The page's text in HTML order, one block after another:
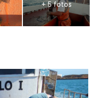
+ 5 fotos